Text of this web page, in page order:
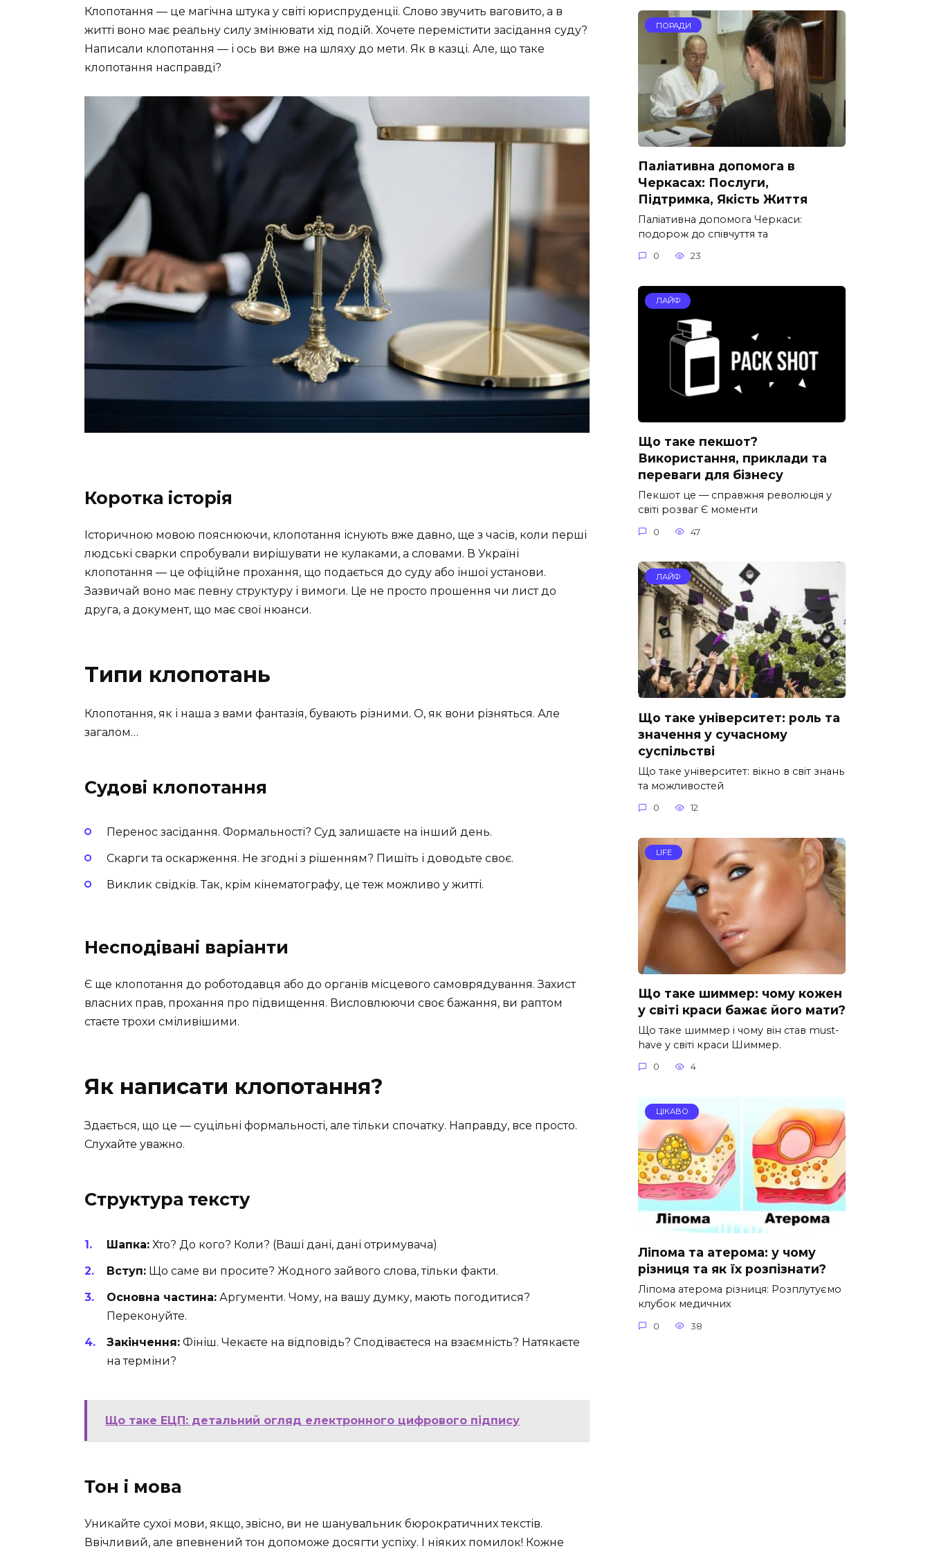
Клопотання — це магічна штука у світі юриспруденції. Слово звучить ваговито, а в
житті воно має реальну силу змінювати хід подій. Хочете перемістити засідання суду?
Написали клопотання — і ось ви вже на шляху до мети. Як в казці. Але, що таке
клопотання насправді?
Коротка історія
Історичною мовою пояснюючи, клопотання існують вже давно, ще з часів, коли перші
людські сварки спробували вирішувати не кулаками, а словами. В Україні
клопотання — це офіційне прохання, що подається до суду або іншої установи.
Зазвичай воно має певну структуру і вимоги. Це не просто прошення чи лист до
друга, а документ, що має свої нюанси.
Типи клопотань
Клопотання, як і наша з вами фантазія, бувають різними. О, як вони різняться. Але
загалом…
Судові клопотання
Перенос засідання. Формальності? Суд залишаєте на інший день.
Скарги та оскарження. Не згодні з рішенням? Пишіть і доводьте своє.
Виклик свідків. Так, крім кінематографу, це теж можливо у житті.
Несподівані варіанти
Є ще клопотання до роботодавця або до органів місцевого самоврядування. Захист
власних прав, прохання про підвищення. Висловлюючи своє бажання, ви раптом
стаєте трохи сміливішими.
Як написати клопотання?
Здається, що це — суцільні формальності, але тільки спочатку. Направду, все просто.
Слухайте уважно.
Структура тексту
Шапка: Хто? До кого? Коли? (Ваші дані, дані отримувача)
Вступ: Що саме ви просите? Жодного зайвого слова, тільки факти.
Основна частина: Аргументи. Чому, на вашу думку, мають погодитися?
Переконуйте.
Закінчення: Фініш. Чекаєте на відповідь? Сподіваєтеся на взаємність? Натякаєте
на терміни?
Що таке ЕЦП: детальний огляд електронного цифрового підпису
Тон і мова
Уникайте сухої мови, якщо, звісно, ви не шанувальник бюрократичних текстів.
Ввічливий, але впевнений тон допоможе досягти успіху. І ніяких помилок! Кожне
ПОРАДИ
Паліативна допомога в
Черкасах: Послуги,
Підтримка, Якість Життя
Паліативна допомога Черкаси:
подорож до співчуття та
0 23
ЛАЙФ
Що таке пекшот?
Використання, приклади та
переваги для бізнесу
Пекшот це — справжня революція у
світі розваг Є моменти
0 47
ЛАЙФ
Що таке університет: роль та
значення у сучасному
суспільстві
Що таке університет: вікно в світ знань
та можливостей
0 12
LIFE
Що таке шиммер: чому кожен
у світі краси бажає його мати?
Що таке шиммер і чому він став must-
have у світі краси Шиммер.
0 4
ЦІКАВО
Ліпома та атерома: у чому
різниця та як їх розпізнати?
Ліпома атерома різниця: Розплутуємо
клубок медичних
0 38